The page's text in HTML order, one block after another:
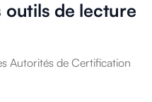
outils de lecture
Autorités de Certification